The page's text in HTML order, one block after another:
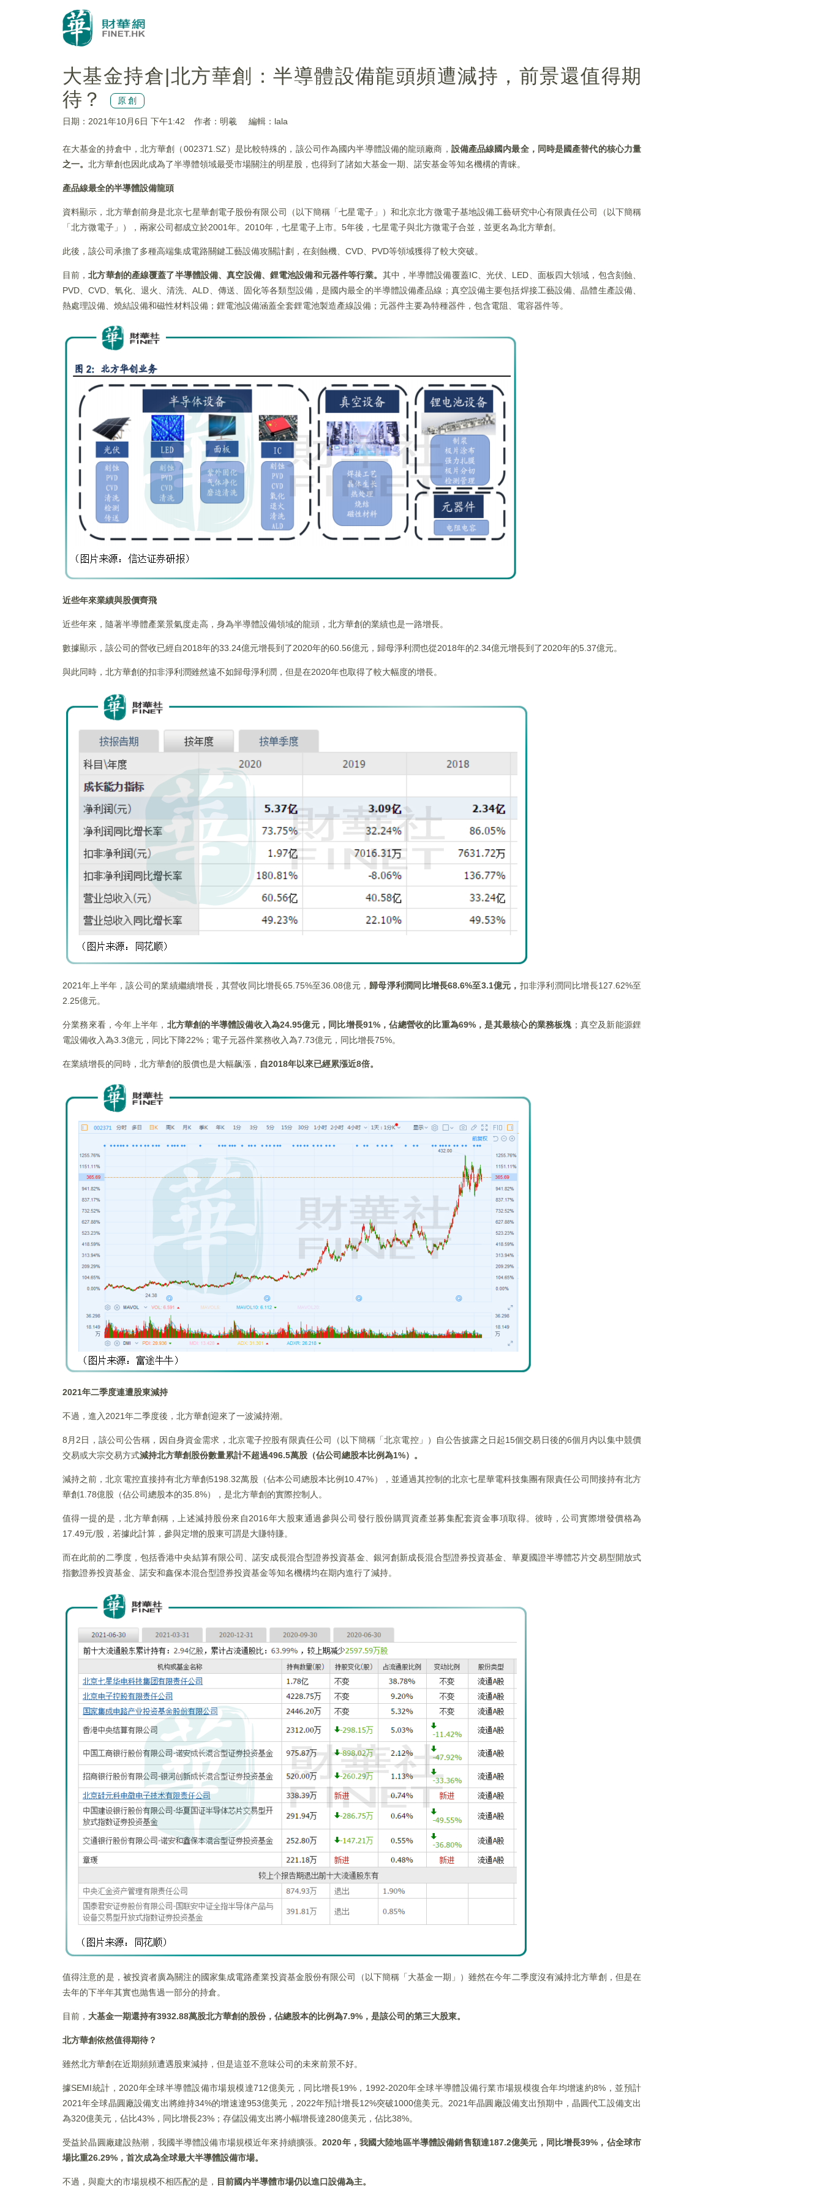
大基金持倉|北方華創：半導體設備龍頭頻遭減持，前景還值得期
待？
原創
日期：2021年10月6日 下午1:42 作者：明羲 編輯：lala
在大基金的持倉中，北方華創（002371.SZ）是比較特殊的，該公司作為國内半導體設備的龍頭廠商， 設備產品線國内最全，同時是國產替代的核心力量
之一。 北方華創也因此成為了半導體領域最受市場關注的明星股，也得到了諸如大基金一期、諾安基金等知名機構的青睐。
產品線最全的半導體設備龍頭
資料顯示，北方華創前身是北京七星華創電子股份有限公司（以下簡稱「七星電子」）和北京北方微電子基地設備工藝研究中心有限責任公司（以下簡稱
「北方微電子」），兩家公司都成立於2001年。2010年，七星電子上市。5年後，七星電子與北方微電子合並，並更名為北方華創。
此後，該公司承擔了多種高端集成電路關鍵工藝設備攻關計劃，在刻蝕機、CVD、PVD等領域獲得了較大突破。
目前，北方華創的產線覆蓋了半導體設備、真空設備、鋰電池設備和元器件等行業。 其中，半導體設備覆蓋IC、光伏、LED、面板四大領域，包含刻蝕、
PVD、CVD、氧化、退火、清洗、ALD、傳送、固化等各類型設備，是國内最全的半導體設備產品線；真空設備主要包括焊接工藝設備、晶體生產設備、
熱處理設備、燒結設備和磁性材料設備；鋰電池設備涵蓋全套鋰電池製造產線設備；元器件主要為特種器件，包含電阻、電容器件等。
近些年來業績與股價齊飛
近些年來，隨著半導體產業景氣度走高，身為半導體設備領域的龍頭，北方華創的業績也是一路增長。
數據顯示，該公司的營收已經自2018年的33.24億元增長到了2020年的60.56億元，歸母淨利潤也從2018年的2.34億元增長到了2020年的5.37億元。
與此同時，北方華創的扣非淨利潤雖然遠不如歸母淨利潤，但是在2020年也取得了較大幅度的增長。
2021年上半年，該公司的業績繼續增長，其營收同比增長65.75%至36.08億元， 歸母淨利潤同比增長68.6%至3.1億元， 扣非淨利潤同比增長127.62%至
2.25億元。
分業務來看，今年上半年， 北方華創的半導體設備收入為24.95億元，同比增長91%，佔總營收的比重為69% ，是其最核心的業務板塊 ；真空及新能源鋰
電設備收入為3.3億元，同比下降22%；電子元器件業務收入為7.73億元，同比增長75%。
在業績增長的同時，北方華創的股價也是大幅飙漲， 自2018年以來已經累漲近8倍。
2021年二季度連遭股東減持
不過，進入2021年二季度後，北方華創迎來了一波減持潮。
8月2日，該公司公告稱，因自身資金需求，北京電子控股有限責任公司（以下簡稱「北京電控」）自公告披露之日起15個交易日後的6個月内以集中競價
交易或大宗交易方式減持北方華創股份數量累計不超過496.5萬股（佔公司總股本比例為1%）。
減持之前，北京電控直接持有北方華創5198.32萬股（佔本公司總股本比例10.47%），並通過其控制的北京七星華電科技集團有限責任公司間接持有北方
華創1.78億股（佔公司總股本的35.8%），是北方華創的實際控制人。
值得一提的是，北方華創稱，上述減持股份來自2016年大股東通過參與公司發行股份購買資產並募集配套資金事項取得。彼時，公司實際增發價格為
17.49元/股，若據此計算，參與定增的股東可謂是大賺特賺。
而在此前的二季度，包括香港中央結算有限公司、諾安成長混合型證券投資基金、銀河創新成長混合型證券投資基金、華夏國證半導體芯片交易型開放式
指數證券投資基金、諾安和鑫保本混合型證券投資基金等知名機構均在期内進行了減持。
值得注意的是，被投資者廣為關注的國家集成電路產業投資基金股份有限公司（以下簡稱「大基金一期」）雖然在今年二季度沒有減持北方華創，但是在
去年的下半年其實也抛售過一部分的持倉。
目前， 大基金一期還持有3932.88萬股北方華創的股份，佔總股本的比例為7.9% ，是該公司的第三大股東。
北方華創依然值得期待？
雖然北方華創在近期頻頻遭遇股東減持，但是這並不意味公司的未來前景不好。
據SEMI統計，2020年全球半導體設備市場規模達712億美元，同比增長19%，1992-2020年全球半導體設備行業市場規模復合年均增速約8%，並預計
2021年全球晶圓廠設備支出將維持34%的增速達953億美元，2022年預計增長12%突破1000億美元。2021年晶圓廠設備支出預期中，晶圓代工設備支出
為320億美元，佔比43%，同比增長23%；存儲設備支出將小幅增長達280億美元，佔比38%。
受益於晶圓廠建設熱潮，我國半導體設備市場規模近年來持續擴張。2020年，我國大陸地區半導體設備銷售額達187.2億美元，同比增長39% ，佔全球市
場比重26.29% ，首次成為全球最大半導體設備市場。
不過，與龐大的市場規模不相匹配的是， 目前國内半導體市場仍以進口設備為主。